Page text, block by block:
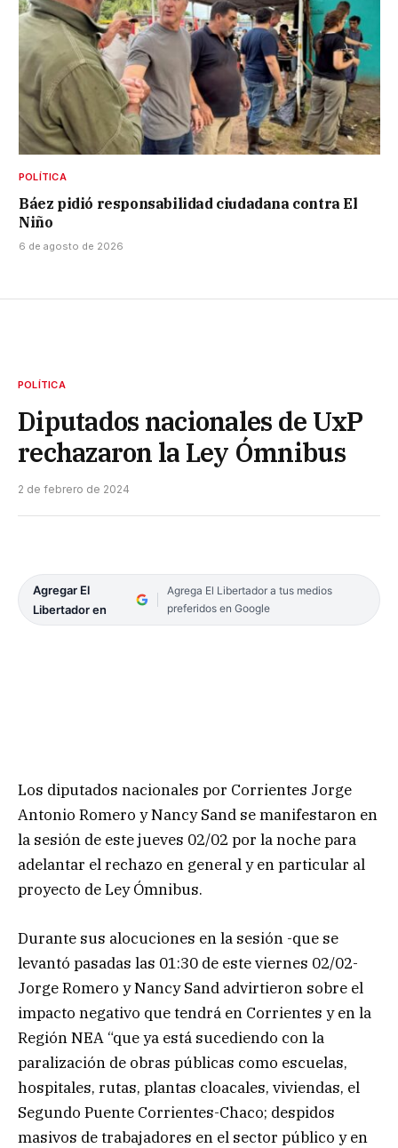
POLÍTICA
Báez pidió responsabilidad ciudadana contra El
Niño
6 de agosto de 2026
POLÍTICA
Diputados nacionales de UxP
rechazaron la Ley Ómnibus
2 de febrero de 2024
Agregar El
Libertador en
Agrega El Libertador a tus medios
preferidos en Google
Los diputados nacionales por Corrientes Jorge
Antonio Romero y Nancy Sand se manifestaron en
la sesión de este jueves 02/02 por la noche para
adelantar el rechazo en general y en particular al
proyecto de Ley Ómnibus.
Durante sus alocuciones en la sesión -que se
levantó pasadas las 01:30 de este viernes 02/02-
Jorge Romero y Nancy Sand advirtieron sobre el
impacto negativo que tendrá en Corrientes y en la
Región NEA “que ya está sucediendo con la
paralización de obras públicas como escuelas,
hospitales, rutas, plantas cloacales, viviendas, el
Segundo Puente Corrientes-Chaco; despidos
masivos de trabajadores en el sector público y en